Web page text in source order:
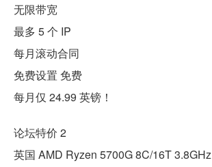
无限带宽
最多 5 个 IP
每月滚动合同
免费设置 免费
每月仅 24.99 英镑！
论坛特价 2
英国 AMD Ryzen 5700G 8C/16T 3.8GHz